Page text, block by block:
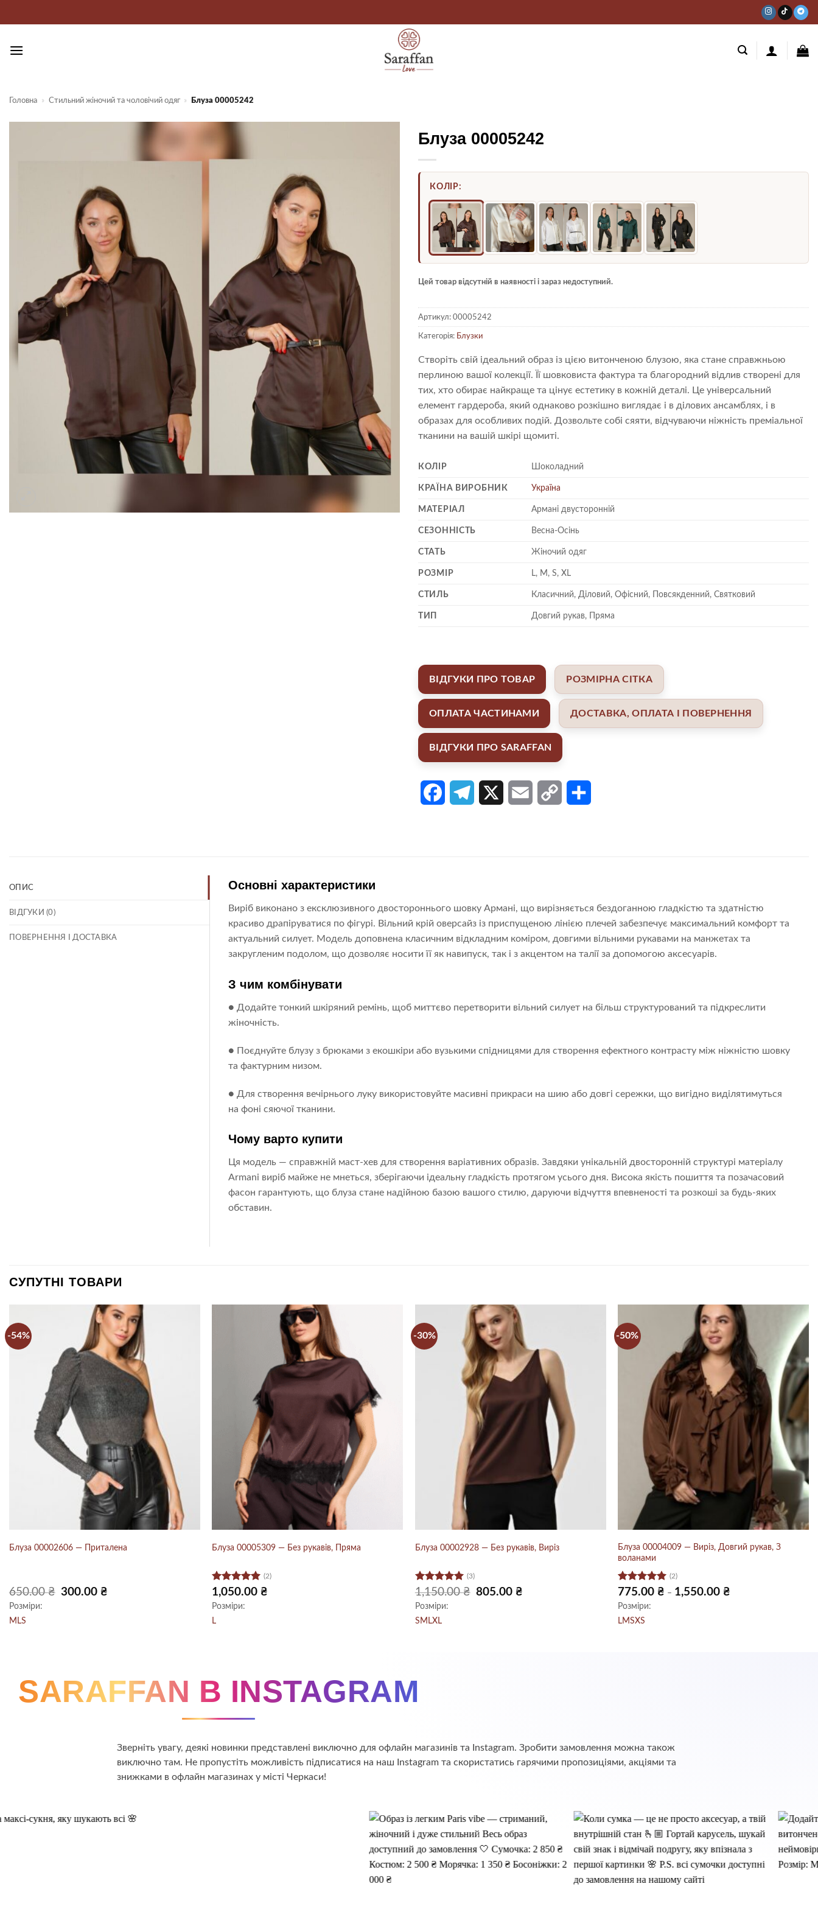
Головна » Стильний жіночий та чоловічий одяг » Блуза 00005242
Блуза 00005242
КОЛІР:
Цей товар відсутній в наявності і зараз недоступний.
Артикул: 00005242
Категорія: Блузки
Створіть свій ідеальний образ із цією витонченою блузою, яка стане справжньою
перлиною вашої колекції. Її шовковиста фактура та благородний відлив створені для
тих, хто обирає найкраще та цінує естетику в кожній деталі. Це універсальний
елемент гардероба, який однаково розкішно виглядає і в ділових ансамблях, і в
образах для особливих подій. Дозвольте собі сяяти, відчуваючи ніжність преміальної
тканини на вашій шкірі щомиті.
КОЛІР Шоколадний
КРАЇНА ВИРОБНИК Україна
МАТЕРІАЛ Армані двусторонній
СЕЗОННІСТЬ Весна-Осінь
СТАТЬ Жіночий одяг
РОЗМІР L, M, S, XL
СТИЛЬ Класичний, Діловий, Офісний, Повсякденний, Святковий
ТИП Довгий рукав, Пряма
ВІДГУКИ ПРО ТОВАР РОЗМІРНА СІТКА
ОПЛАТА ЧАСТИНАМИ ДОСТАВКА, ОПЛАТА І ПОВЕРНЕННЯ
ВІДГУКИ ПРО SARAFFAN
FacebookTelegram Email Copy
ОПИС
ВІДГУКИ (0)
ПОВЕРНЕННЯ І ДОСТАВКА
Основні характеристики
Виріб виконано з ексклюзивного двостороннього шовку Армані, що вирізняється бездоганною гладкістю та здатністю
красиво драпіруватися по фігурі. Вільний крій оверсайз із приспущеною лінією плечей забезпечує максимальний комфорт та
актуальний силует. Модель доповнена класичним відкладним коміром, довгими вільними рукавами на манжетах та
закругленим подолом, що дозволяє носити її як навипуск, так і з акцентом на талії за допомогою аксесуарів.
З чим комбінувати
● Додайте тонкий шкіряний ремінь, щоб миттєво перетворити вільний силует на більш структурований та підкреслити
жіночність.
● Поєднуйте блузу з брюками з екошкіри або вузькими спідницями для створення ефектного контрасту між ніжністю шовку
та фактурним низом.
● Для створення вечірнього луку використовуйте масивні прикраси на шию або довгі сережки, що вигідно виділятимуться
на фоні сяючої тканини.
Чому варто купити
Ця модель — справжній маст-хев для створення варіативних образів. Завдяки унікальній двосторонній структурі матеріалу
Armani виріб майже не мнеться, зберігаючи ідеальну гладкість протягом усього дня. Висока якість пошиття та позачасовий
фасон гарантують, що блуза стане надійною базою вашого стилю, даруючи відчуття впевненості та розкоші за будь-яких
обставин.
СУПУТНІ ТОВАРИ
-54%
Блуза 00002606 — Приталена
650.00₴
Оригінальна
300.00 ₴
Розміри:
M LS
Блуза 00005309 — Без рукавів, Пряма
Оцінено в
5 з 5
(2)
1,050.00 ₴
Розміри:
L
-30%
Блуза 00002928 — Без рукавів, Виріз
Оцінено в
5 з 5
(3)
1,150.00₴
Оригінальна
805.00 ₴
Розміри:
S M LXL
-50%
Блуза 00004009 — Виріз, Довгий рукав, З
воланами
Оцінено в
5 з 5
(2)
775.00 ₴ – 1,550.00 ₴
Розміри:
LMSXS
SARAFFAN В INSTAGRAM
Зверніть увагу, деякі новинки представлені виключно для офлайн магазинів та Instagram. Зробити замовлення можна також
виключно там. Не пропустіть можливість підписатися на наш Instagram та скористатись гарячими пропозиціями, акціями та
знижками в офлайн магазинах у місті Черкаси!